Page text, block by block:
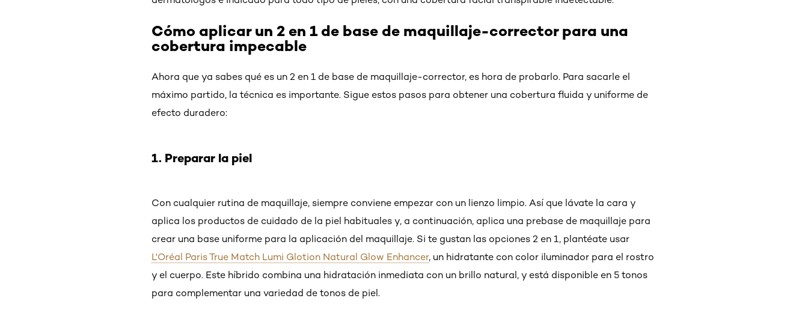
Cómo aplicar un 2 en 1 de base de maquillaje-corrector para una
cobertura impecable
Ahora que ya sabes qué es un 2 en 1 de base de maquillaje-corrector, es hora de probarlo. Para sacarle el
máximo partido, la técnica es importante. Sigue estos pasos para obtener una cobertura fluida y uniforme de
efecto duradero:
1. Preparar la piel
Con cualquier rutina de maquillaje, siempre conviene empezar con un lienzo limpio. Así que lávate la cara y
aplica los productos de cuidado de la piel habituales y, a continuación, aplica una prebase de maquillaje para
crear una base uniforme para la aplicación del maquillaje. Si te gustan las opciones 2 en 1, plantéate usar
L'Oréal Paris True Match Lumi Glotion Natural Glow Enhancer, un hidratante con color iluminador para el rostro
y el cuerpo. Este híbrido combina una hidratación inmediata con un brillo natural, y está disponible en 5 tonos
para complementar una variedad de tonos de piel.